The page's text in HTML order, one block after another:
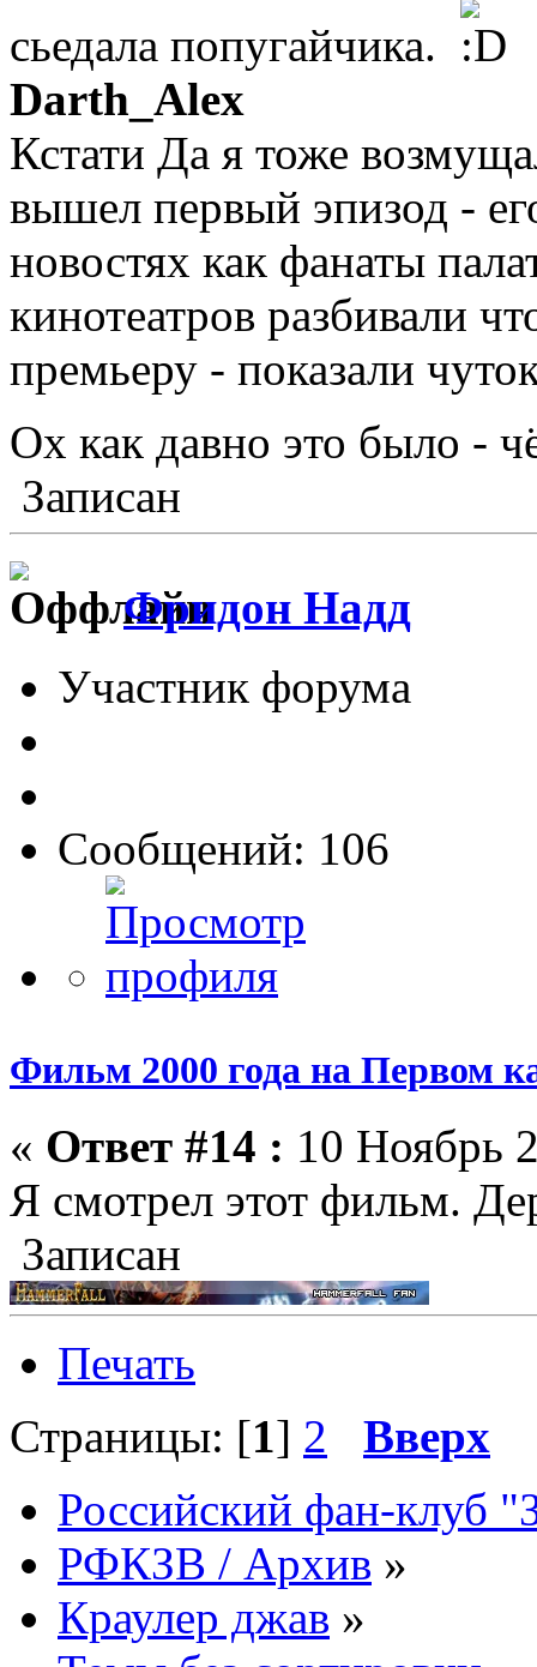
сьедала попугайчика.
Darth_Alex
Кстати Да я тоже
вышел первый эпизод -
новостях как фанаты
кинотеатров разбивали
премьеру - показали
Ох как давно это было -
Записан
Фридон Надд
Участник форума
Сообщений: 106
Фильм 2000 года на Первом
« Ответ #14 : 10 Ноябрь
Я смотрел этот фильм.
Записан
Печать
Страницы: [1] 2
Вверх
Российский фан-клуб
РФКЗВ / Архив »
Краулер джав »